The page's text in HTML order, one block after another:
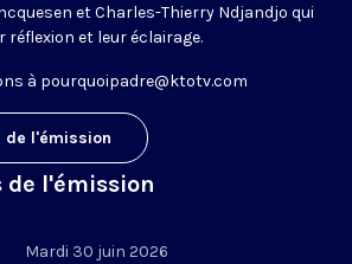
et Charles-Thierry Ndjandjo qui
et leur éclairage.
à pourquoipadre@ktotv.com
de l'émission
de l'émission
Mardi 30 juin 2026